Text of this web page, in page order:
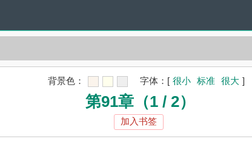
背景色： 字体： [ 很小 标准 很大 ]
第91章（1 / 2）
加入书签